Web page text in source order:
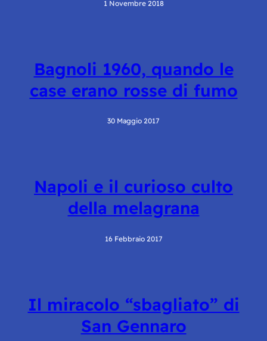
1 Novembre 2018
Bagnoli 1960, quando le
case erano rosse di fumo
30 Maggio 2017
Napoli e il curioso culto
della melagrana
16 Febbraio 2017
Il miracolo “sbagliato” di
San Gennaro